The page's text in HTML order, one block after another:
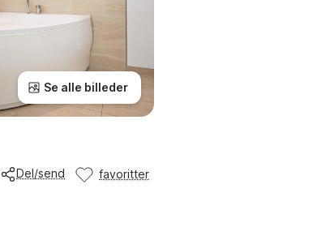
Se alle billeder
Del/send favoritter